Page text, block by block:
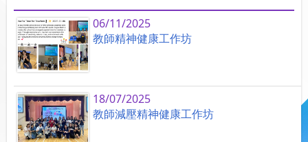
06/11/2025
教師精神健康工作坊
18/07/2025
教師減壓精神健康工作坊